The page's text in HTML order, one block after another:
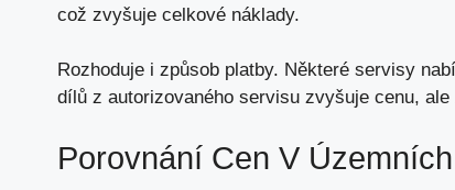
což zvyšuje celkové náklady.
Rozhoduje i způsob platby. Některé servisy
dílů z autorizovaného servisu zvyšuje cenu,
Porovnání Cen V